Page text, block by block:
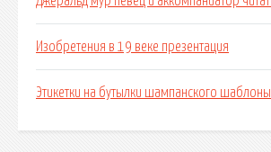
Изобретения в 19 веке презентация
Этикетки на бутылки шампанского